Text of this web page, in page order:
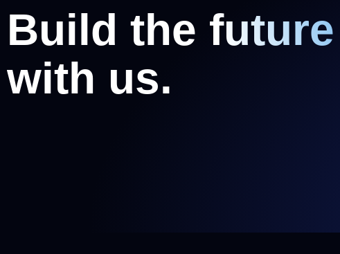
Build the future
with us.